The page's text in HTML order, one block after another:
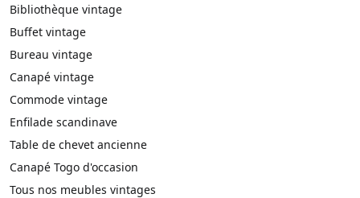
Bibliothèque vintage
Buffet vintage
Bureau vintage
Canapé vintage
Commode vintage
Enfilade scandinave
Table de chevet ancienne
Canapé Togo d'occasion
Tous nos meubles vintages